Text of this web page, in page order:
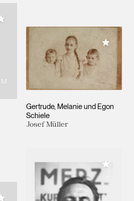
Meiner Sammlung hinzufügen
Gertrude, Melanie und Egon
Schiele
Josef Müller
Meiner
Meiner Sammlung hinzufügen
Meiner